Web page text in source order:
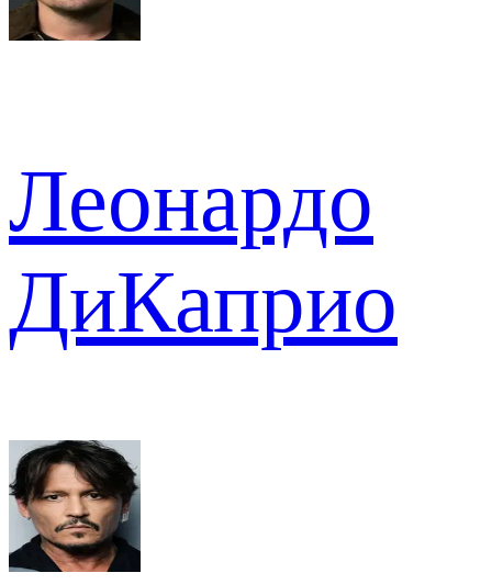
Леонардо
ДиКаприо